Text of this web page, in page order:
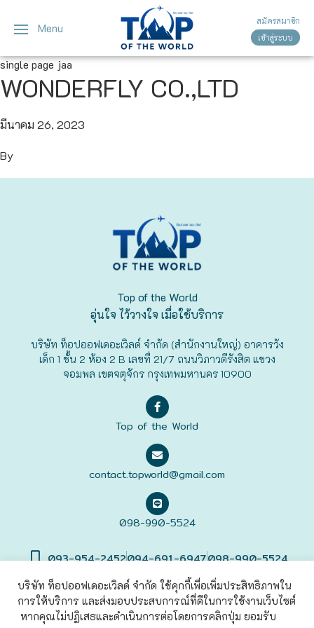
Menu
สมัครสมาชิก
เข้าสู่ระบบ
single page jaa
WONDERFLY CO.,LTD
มีนาคม 26, 2023
By
Top of the World
อุ่นใจ ไว้วางใจ เมื่อใช้บริการ
บริษัท ท็อปออฟเดอะเวิลด์ จำกัด (สำนักงานใหญ่) อาคารวัง
เด็ก 1 ชั้น 2 ห้อง 2 B เลขที่ 21/7 ถนนวิภาวดีรังสิต แขวง
จอมพล เขตจตุจักร กรุงเทพมหานคร 10900
Top of the World
contact.topworld@gmail.com
098-990-5524
093-954-2452094-691-6947098-990-5524
©2022 Top of The World Co., Ltd. All rights Reserved. | เข้าสู่
บริษัท ท็อปออฟเดอะเวิลด์ จำกัด ใช้คุกกี้เพื่อเพิ่มประสิทธิภาพใน
การให้บริการ และส่งมอบประสบการณ์ที่ดีในการใช้งานเว็บไซต์
หากคุณไม่ปฏิเสธและดำเนินการต่อโดยการคลิกปุ่ม ยอมรับ
ญี่ปุ่นทัวร์ญี่ปุ่น
โตเกียว
โอซาก้า
ฟุกุโอะกะ
ฟูระโนะ
เวียดนาม
ทัวร์เวียดนาม